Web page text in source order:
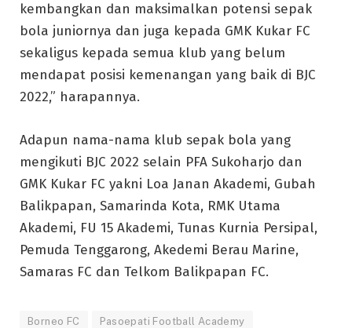
kembangkan dan maksimalkan potensi sepak
bola juniornya dan juga kepada GMK Kukar FC
sekaligus kepada semua klub yang belum
mendapat posisi kemenangan yang baik di BJC
2022,” harapannya.
Adapun nama-nama klub sepak bola yang
mengikuti BJC 2022 selain PFA Sukoharjo dan
GMK Kukar FC yakni Loa Janan Akademi, Gubah
Balikpapan, Samarinda Kota, RMK Utama
Akademi, FU 15 Akademi, Tunas Kurnia Persipal,
Pemuda Tenggarong, Akedemi Berau Marine,
Samaras FC dan Telkom Balikpapan FC.
Borneo FC Pasoepati Football Academy